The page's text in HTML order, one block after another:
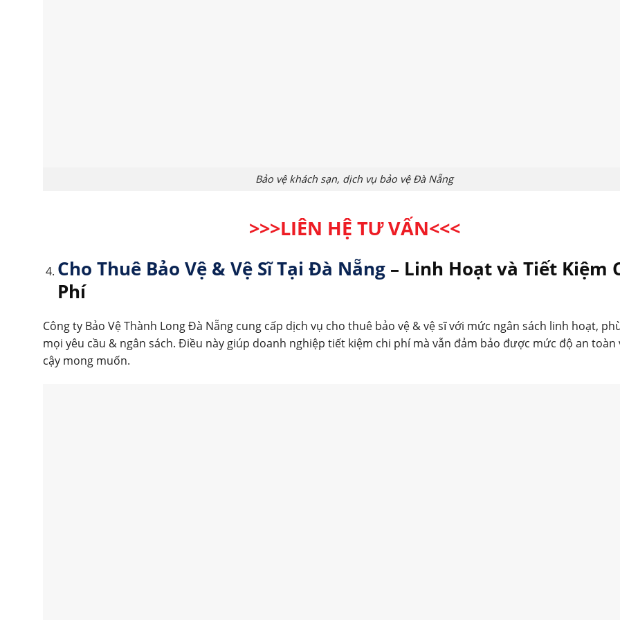
Bảo vệ khách sạn, dịch vụ bảo vệ Đà Nẵng
>>>LIÊN HỆ TƯ VẤN<<<
Cho Thuê Bảo Vệ & Vệ Sĩ Tại Đà Nẵng– Linh Hoạt và Tiết Kiệm
Phí
Công ty Bảo Vệ Thành Long Đà Nẵng cung cấp dịch vụ cho thuê bảo vệ & vệ sĩ với mức ngân sách linh hoạt,
mọi yêu cầu & ngân sách. Điều này giúp doanh nghiệp tiết kiệm chi phí mà vẫn đảm bảo được mức độ an toàn
cậy mong muốn.